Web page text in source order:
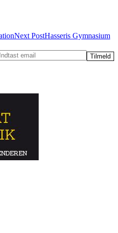
Next PostHasseris Gymnasium